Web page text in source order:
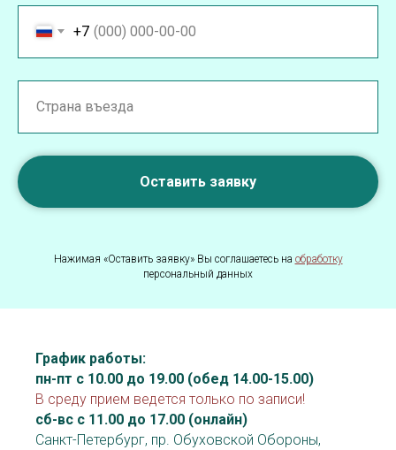
+7
Оставить заявку
Нажимая «Оставить заявку» Вы соглашаетесь на обработку
персональный данных
График работы:
пн-пт с 10.00 до 19.00 (обед 14.00-15.00)
В среду прием ведется только по записи!
сб-вс с 11.00 до 17.00 (онлайн)
Санкт-Петербург, пр. Обуховской Обороны,